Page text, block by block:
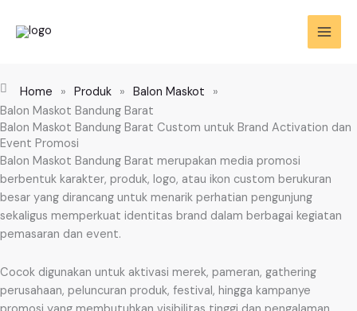
Home » Produk » Balon Maskot
»
Balon Maskot Bandung Barat
Balon Maskot Bandung Barat Custom untuk Brand Activation dan
Event Promosi
Balon Maskot Bandung Barat merupakan media promosi
berbentuk karakter, produk, logo, atau ikon custom berukuran
besar yang dirancang untuk menarik perhatian pengunjung
sekaligus memperkuat identitas brand dalam berbagai kegiatan
pemasaran dan event.
Cocok digunakan untuk aktivasi merek, pameran, gathering
perusahaan, peluncuran produk, festival, hingga kampanye